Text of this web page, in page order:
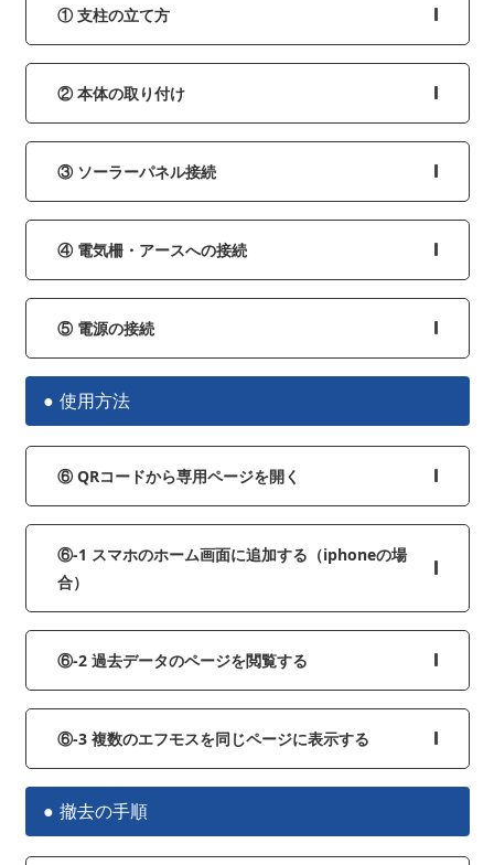
① 支柱の立て方
② 本体の取り付け
③ ソーラーパネル接続
④ 電気柵・アースへの接続
⑤ 電源の接続
使用方法
⑥ QRコードから専用ページを開く
⑥-1 スマホのホーム画面に追加する（iphoneの場
合）
⑥-2 過去データのページを閲覧する
⑥-3 複数のエフモスを同じページに表示する
撤去の手順